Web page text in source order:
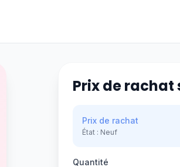
Prix de rachat
Prix de rachat
État : Neuf
Quantité